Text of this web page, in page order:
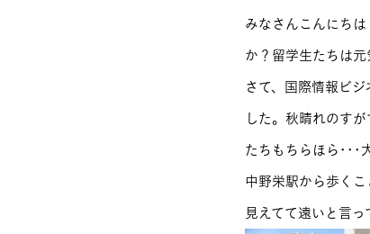
MOVIE
みなさんこんにち
か？留学生たちは元
さて、国際情報ビ
した。秋晴れのす
たちもちらほら･･･
中野栄駅から歩くこ
見えてて遠いと言